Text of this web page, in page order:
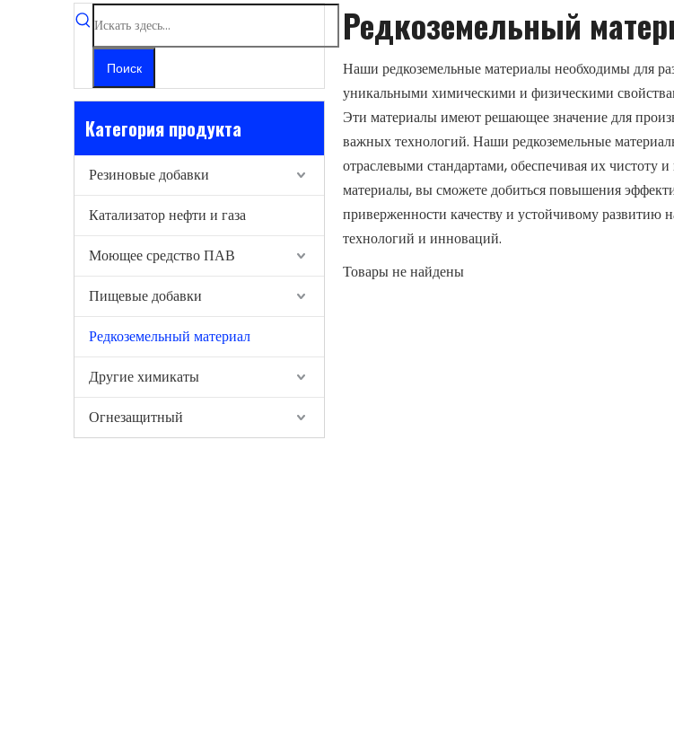
Поиск
Категория продукта
Резиновые добавки
Катализатор нефти и газа
Моющее средство ПАВ
Пищевые добавки
Редкоземельный материал
Другие химикаты
Огнезащитный
Редкоземельный
Наши редкоземельные материалы необходимы для
уникальными химическими и физическими
Эти материалы имеют решающее значение для
важных технологий. Наши редкоземельные
отраслевыми стандартами, обеспечивая их
материалы, вы сможете добиться повышения
приверженности качеству и устойчивому
технологий и инноваций.
Товары не найдены